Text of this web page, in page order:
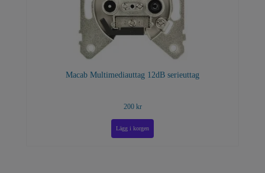
Macab Multimediauttag 12dB serieuttag
200 kr